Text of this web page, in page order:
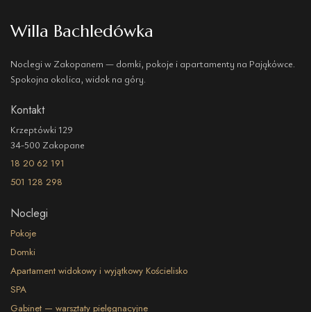
Willa Bachledówka
Noclegi w Zakopanem — domki, pokoje i apartamenty na Pająkówce.
Spokojna okolica, widok na góry.
Kontakt
Krzeptówki 129
34-500 Zakopane
18 20 62 191
501 128 298
Noclegi
Pokoje
Domki
Apartament widokowy i wyjątkowy Kościelisko
SPA
Gabinet — warsztaty pielęgnacyjne